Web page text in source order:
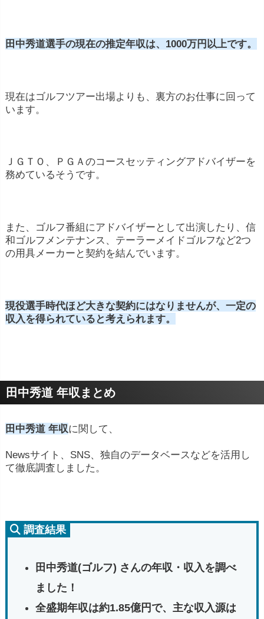
田中秀道選手の現在の推定年収は、1000万円以上です。
現在はゴルフツアー出場よりも、裏方のお仕事に回って
います。
ＪＧＴＯ、ＰＧＡのコースセッティングアドバイザーを
務めているそうです。
また、ゴルフ番組にアドバイザーとして出演したり、信
和ゴルフメンテナンス、テーラーメイドゴルフなど2つ
の用具メーカーと契約を結んでいます。
現役選手時代ほど大きな契約にはなりませんが、一定の
収入を得られていると考えられます。
田中秀道 年収まとめ
田中秀道 年収に関して、
Newsサイト、SNS、独自のデータベースなどを活用し
て徹底調査しました。
調査結果
田中秀道(ゴルフ) さんの年収・収入を調べ
ました！
全盛期年収は約1.85億円で、主な収入源は